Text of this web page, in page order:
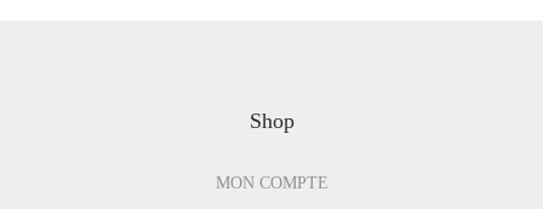
Shop
MON COMPTE